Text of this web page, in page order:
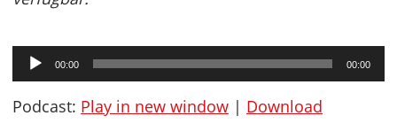
Audio-
Player
00:00 00:00
Podcast: Play in new window | Download